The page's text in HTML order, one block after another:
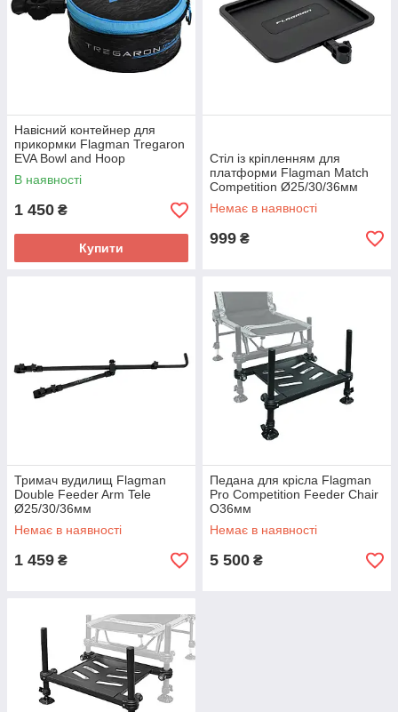
Навісний контейнер для
прикормки Flagman Tregaron
EVA Bowl and Hoop
В наявності
1 450 ₴
Купити
Стіл із кріпленням для
платформи Flagman Match
Competition Ø25/30/36мм
Немає в наявності
999 ₴
Тримач вудилищ Flagman
Double Feeder Arm Tele
Ø25/30/36мм
Немає в наявності
1 459 ₴
Педана для крісла Flagman
Pro Competition Feeder Chair
O36мм
Немає в наявності
5 500 ₴